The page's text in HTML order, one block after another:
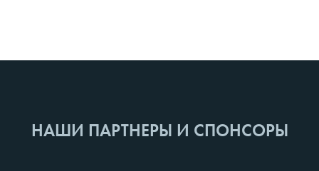
НАШИ ПАРТНЕРЫ И СПОНСОРЫ